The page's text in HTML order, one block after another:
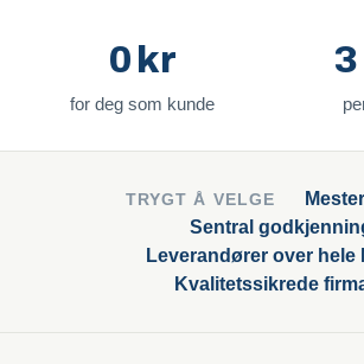
0 kr
for deg som kunde
TRYGT Å VELGE
Sentral
Leverandører over hele
Kvalitetssikrede